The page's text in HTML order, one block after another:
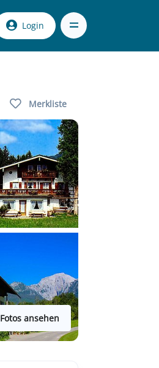
Login
Merkliste
Fotos ansehen